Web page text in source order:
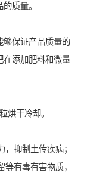
质量。
够保证产品质量的
在添加肥料和微量
烘干冷却。
抑制土传疾病；
有毒有害物质，